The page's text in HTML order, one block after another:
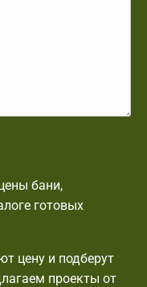
бани,
готовых
цену и подберут
проекты от